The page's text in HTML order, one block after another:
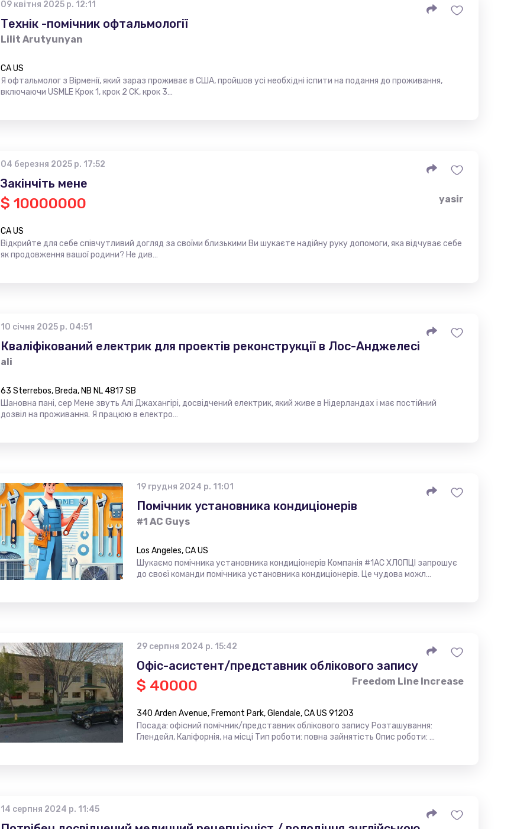
09 квітня 2025 р. 12:11
Технік -помічник офтальмології
Lilit Arutyunyan
CA US
Я офтальмолог з Вірменії, який зараз проживає в США, пройшов усі необхідні іспити на подання до проживання,
включаючи USMLE Крок 1, крок 2 CK, крок 3…
04 березня 2025 р. 17:52
Закінчіть мене
$ 10000000 yasir
CA US
Відкрийте для себе співчутливий догляд за своїми близькими Ви шукаєте надійну руку допомоги, яка відчуває себе
як продовження вашої родини? Не див…
10 січня 2025 р. 04:51
Кваліфікований електрик для проектів реконструкції в Лос-Анджелесі
ali
63 Sterrebos, Breda, NB NL 4817 SB
Шановна пані, сер Мене звуть Алі Джахангірі, досвідчений електрик, який живе в Нідерландах і має постійний
дозвіл на проживання. Я працюю в електро…
19 грудня 2024 р. 11:01
Помічник установника кондиціонерів
#1 AC Guys
Los Angeles, CA US
Шукаємо помічника установника кондиціонерів Компанія #1AC ХЛОПЦІ запрошує
до своєї команди помічника установника кондиціонерів. Це чудова можл…
29 серпня 2024 р. 15:42
Офіс-асистент/представник облікового запису
$ 40000 Freedom Line Increase
340 Arden Avenue, Fremont Park, Glendale, CA US 91203
Посада: офісний помічник/представник облікового запису Розташування:
Глендейл, Каліфорнія, на місці Тип роботи: повна зайнятість Опис роботи: …
14 серпня 2024 р. 11:45